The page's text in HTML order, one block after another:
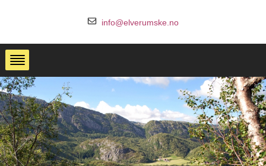
info@elverumske.no